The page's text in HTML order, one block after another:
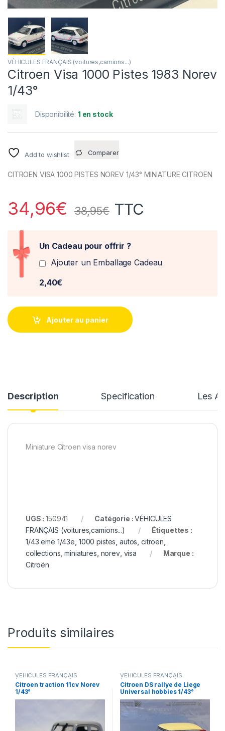
VÉHICULES FRANÇAIS (voitures,camions...)
Citroen Visa 1000 Pistes 1983 Norev
1/43°
Disponibilité: 1 en stock
Add to wishlist Comparer
CITROEN VISA 1000 PISTES NOREV 1/43° MINIATURE CITROEN
34,96€ 38,95€ TTC
Un Cadeau pour offrir ?
Ajouter un Emballage Cadeau
2,40€
Ajouter au panier
Description Specification Les
Miniature Citroen visa norev
UGS :150941 Catégorie :VÉHICULES
FRANÇAIS (voitures,camions...)
Étiquettes :
1/43 eme 1/43e 1000 pistes autos ,citroen
collections ,miniatures norev, visa
Marque :
Citroën
Produits similaires
VÉHICULES FRANÇAIS
(voitures,camions...)
Citroen traction 11cv Norev
1/43°
VÉHICULES FRANÇAIS
(voitures,camions...)
Citroen DS rallye de Liege
Universal hobbies 1/43°